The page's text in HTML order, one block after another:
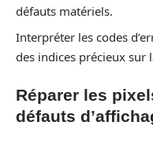
défauts matériels.
Interpréter les codes
des indices précieux sur
Réparer les
défauts